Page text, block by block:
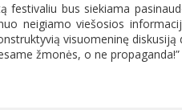
festivaliu bus siekiama
neigiamo viešosios
visuomeninę diskusiją
žmonės, o ne propaganda!”